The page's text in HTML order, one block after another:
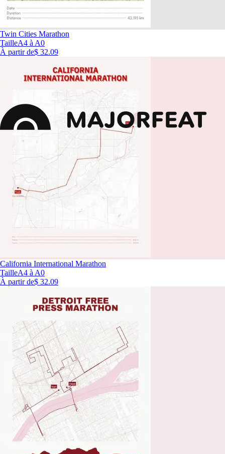
Twin Cities Marathon
TailleA4 à A0
À partir de$ 32.09
California International Marathon
TailleA4 à A0
À partir de$ 32.09